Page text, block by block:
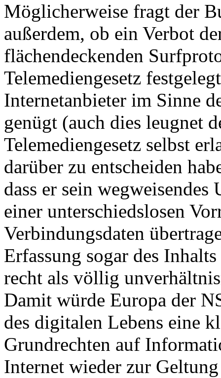
Möglicherweise fragt der
außerdem, ob ein Verbot
flächendeckenden
Telemediengesetz
Internetanbieter im Sinne
genügt (auch dies leugnet
Telemediengesetz selbst
darüber zu entscheiden
dass er sein
einer unterschiedslosen
Verbindungsdaten
Erfassung sogar des
recht als völlig
Damit würde Europa der
des digitalen Lebens eine
Grundrechten auf
Internet wieder zur